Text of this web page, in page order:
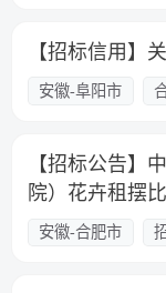
【招标信用】
安徽-阜阳市
【招标公告】
院）花卉租摆
安徽-合肥市